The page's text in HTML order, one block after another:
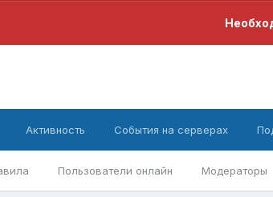
Пользователи онлайн Модераторы
Активность События на серверах